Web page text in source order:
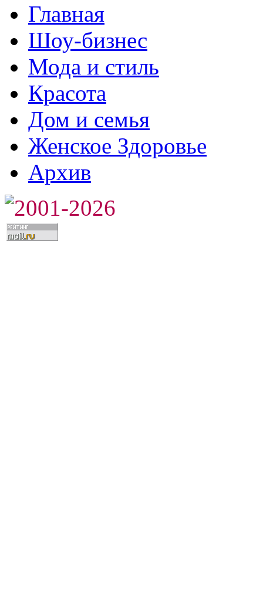
Главная
Шоу-бизнес
Мода и стиль
Красота
Дом и семья
Женское Здоровье
Архив
2001-2026